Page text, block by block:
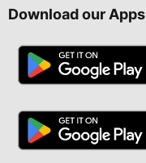
Download our Apps